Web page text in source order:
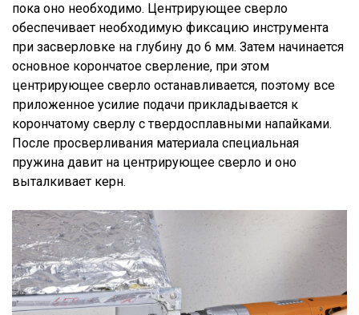
пока оно необходимо. Центрирующее сверло
обеспечивает необходимую фиксацию инструмента
при засверловке на глубину до 6 мм. Затем начинается
основное корончатое сверление, при этом
центрирующее сверло останавливается, поэтому все
приложенное усилие подачи прикладывается к
корончатому сверлу с твердосплавными напайками.
После просверливания материала специальная
пружина давит на центрирующее сверло и оно
выталкивает керн.